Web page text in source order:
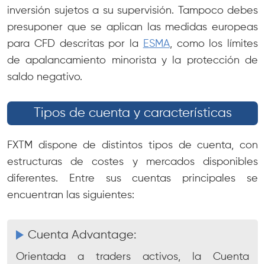
inversión sujetos a su supervisión. Tampoco debes
presuponer que se aplican las medidas europeas
para CFD descritas por la ESMA, como los límites
de apalancamiento minorista y la protección de
saldo negativo.
Tipos de cuenta y características
FXTM dispone de distintos tipos de cuenta, con
estructuras de costes y mercados disponibles
diferentes. Entre sus cuentas principales se
encuentran las siguientes:
Cuenta Advantage:
Orientada a traders activos, la Cuenta